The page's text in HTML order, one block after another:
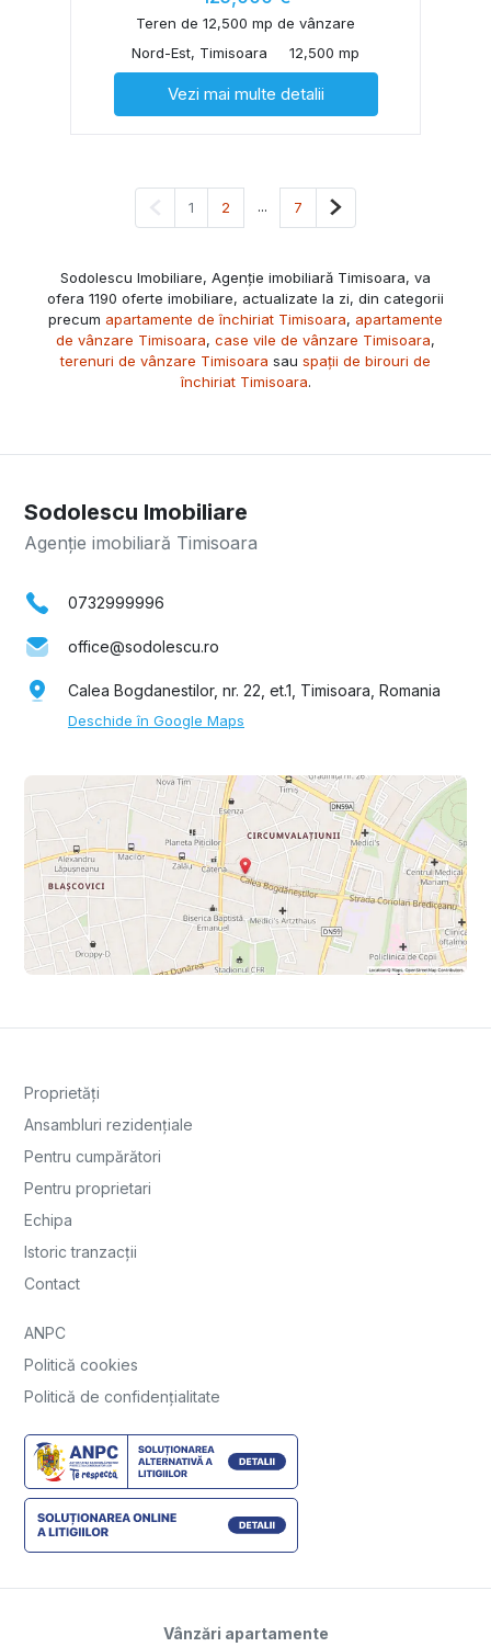
Teren de 12,500 mp de vânzare
Nord-Est, Timisoara
12,500 mp
Vezi mai multe detalii
Pagina anterioară
1 2 ... 7 Pagina următoare
Sodolescu Imobiliare, Agenție imobiliară Timisoara, va
ofera 1190 oferte imobiliare, actualizate la zi, din categorii
precum apartamente de închiriat Timisoara, apartamente
de vânzare Timisoara, case vile de vânzare Timisoara,
terenuri de vânzare Timisoara sau spații de birouri de
închiriat Timisoara.
Sodolescu Imobiliare
Agenție imobiliară Timisoara
0732999996
office@sodolescu.ro
Calea Bogdanestilor, nr. 22, et.1, Timisoara, Romania
Deschide în Google Maps
Proprietăți
Ansambluri rezidențiale
Pentru cumpărători
Pentru proprietari
Echipa
Istoric tranzacții
Contact
ANPC
Politică cookies
Politică de confidențialitate
Vânzări apartamente